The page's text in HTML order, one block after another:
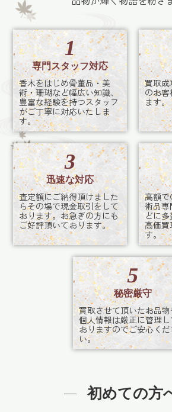
1
専門スタッフ対応
香木をはじめ骨董品・美
術・珊瑚など幅広い知識、
豊富な経験を持つスタッフ
がご丁寧に対応いたしま
す。
買取成
のお
ます。
3
迅速な対応
査定額にご納得頂けました
らその場で現金取引をして
おります。お急ぎの方にも
ご好評頂いております。
高額
術品専
どに
高価買
す。
5
秘密厳守
買取させて頂いたお品物
個人情報は厳正に管理し
おりますのでご安心く
い。
初めての方